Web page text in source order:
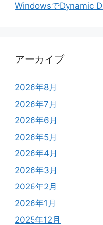
WindowsでDynamic
アーカイブ
2026年8月
2026年7月
2026年6月
2026年5月
2026年4月
2026年3月
2026年2月
2026年1月
2025年12月